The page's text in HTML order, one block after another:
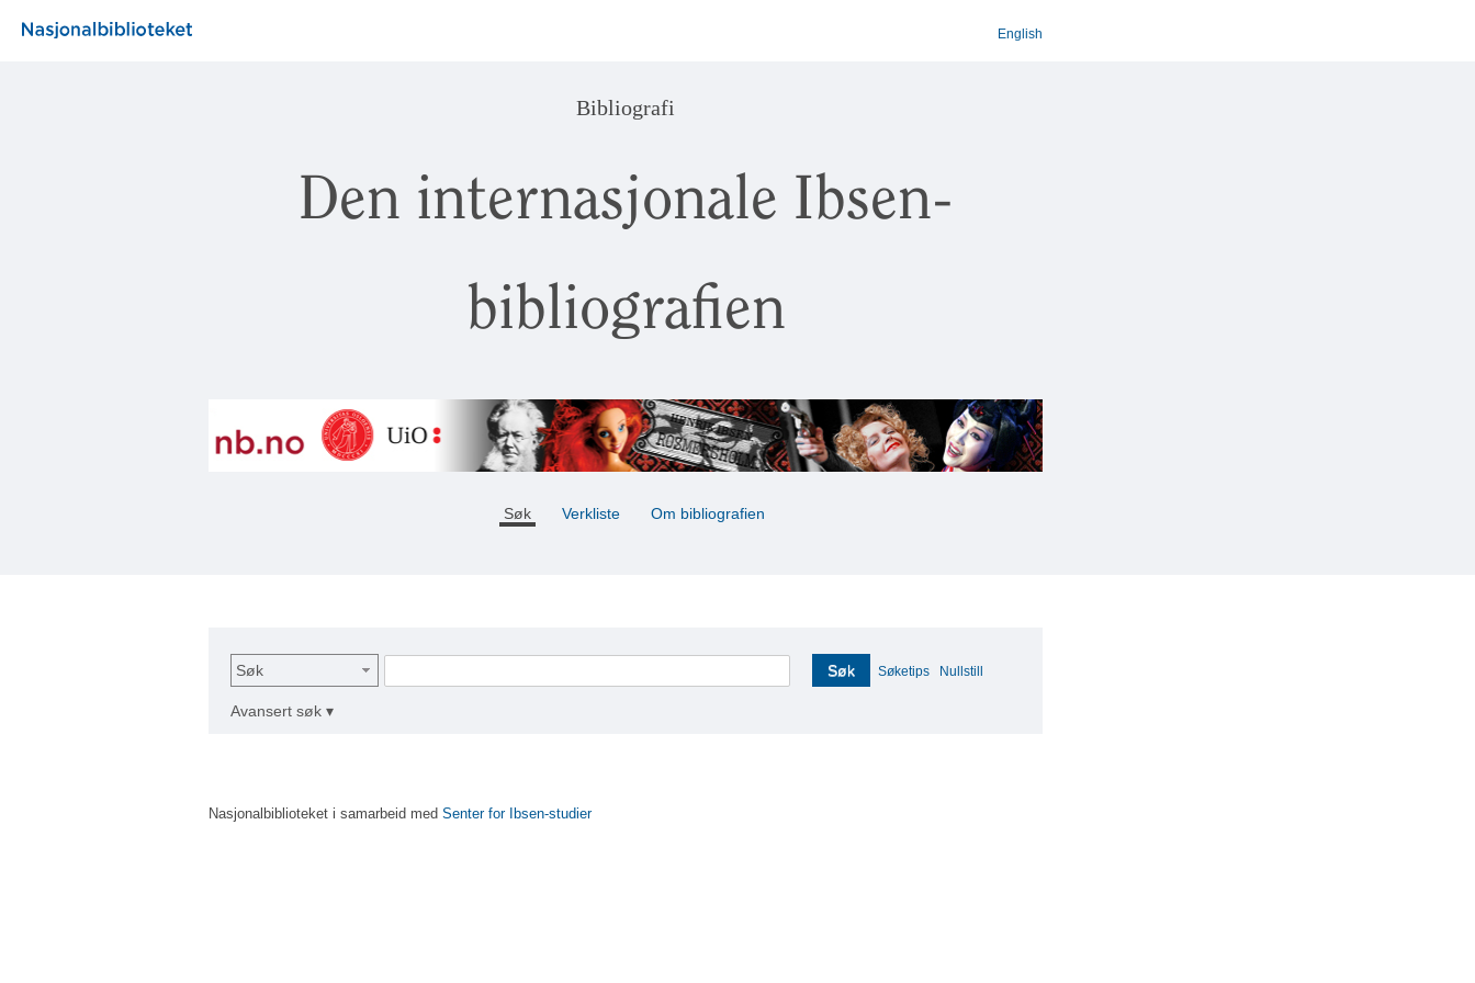
English
Bibliografi
Den internasjonale Ibsen-
bibliografien
Søk Verkliste Om bibliografien
Søk Søk Søketips Nullstill
Avansert søk ▾
Nasjonalbiblioteket i samarbeid med Senter for Ibsen-studier